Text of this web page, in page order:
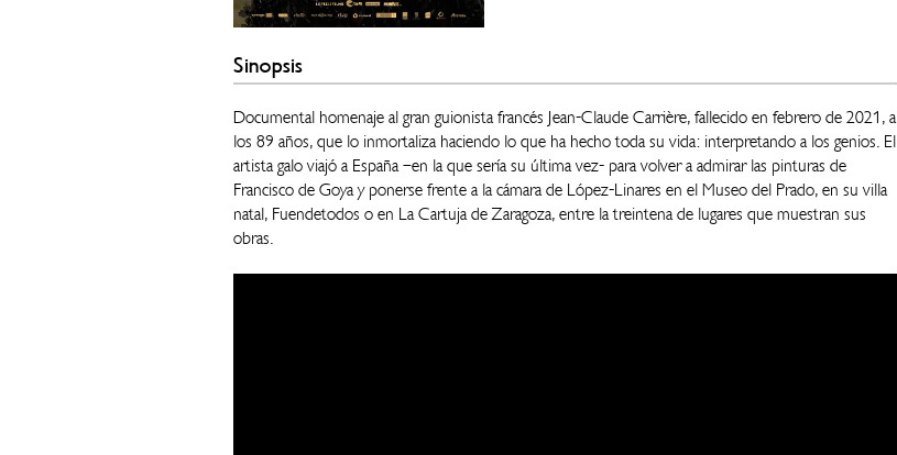
Sinopsis
Documental homenaje al gran guionista francés Jean-Claude Carrière, fallecido en febrero de 2021, a
los 89 años, que lo inmortaliza haciendo lo que ha hecho toda su vida: interpretando a los genios. El
artista galo viajó a España –en la que sería su última vez- para volver a admirar las pinturas de
Francisco de Goya y ponerse frente a la cámara de López-Linares en el Museo del Prado, en su villa
natal, Fuendetodos o en La Cartuja de Zaragoza, entre la treintena de lugares que muestran sus
obras.